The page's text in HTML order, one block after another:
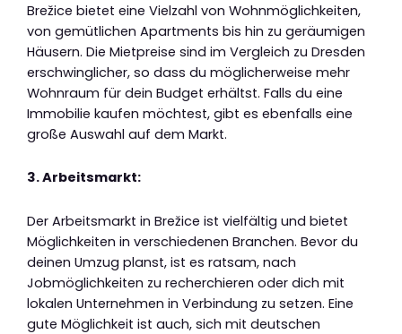
Brežice bietet eine Vielzahl von Wohnmöglichkeiten,
von gemütlichen Apartments bis hin zu geräumigen
Häusern. Die Mietpreise sind im Vergleich zu Dresden
erschwinglicher, so dass du möglicherweise mehr
Wohnraum für dein Budget erhältst. Falls du eine
Immobilie kaufen möchtest, gibt es ebenfalls eine
große Auswahl auf dem Markt.
3. Arbeitsmarkt:
Der Arbeitsmarkt in Brežice ist vielfältig und bietet
Möglichkeiten in verschiedenen Branchen. Bevor du
deinen Umzug planst, ist es ratsam, nach
Jobmöglichkeiten zu recherchieren oder dich mit
lokalen Unternehmen in Verbindung zu setzen. Eine
gute Möglichkeit ist auch, sich mit deutschen